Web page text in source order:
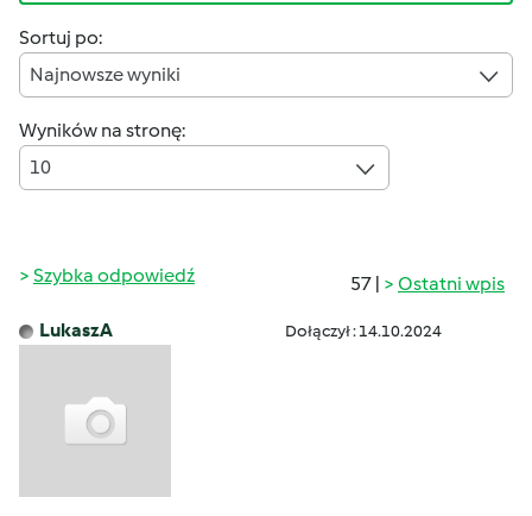
Sortuj po:
Najnowsze wyniki
Wyników na stronę:
10
57 | Ostatni wpis
Szybka odpowiedź
LukaszA Dołączył : 14.10.2024